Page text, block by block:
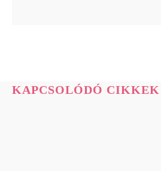
KAPCSOLÓDÓ CIKKEK